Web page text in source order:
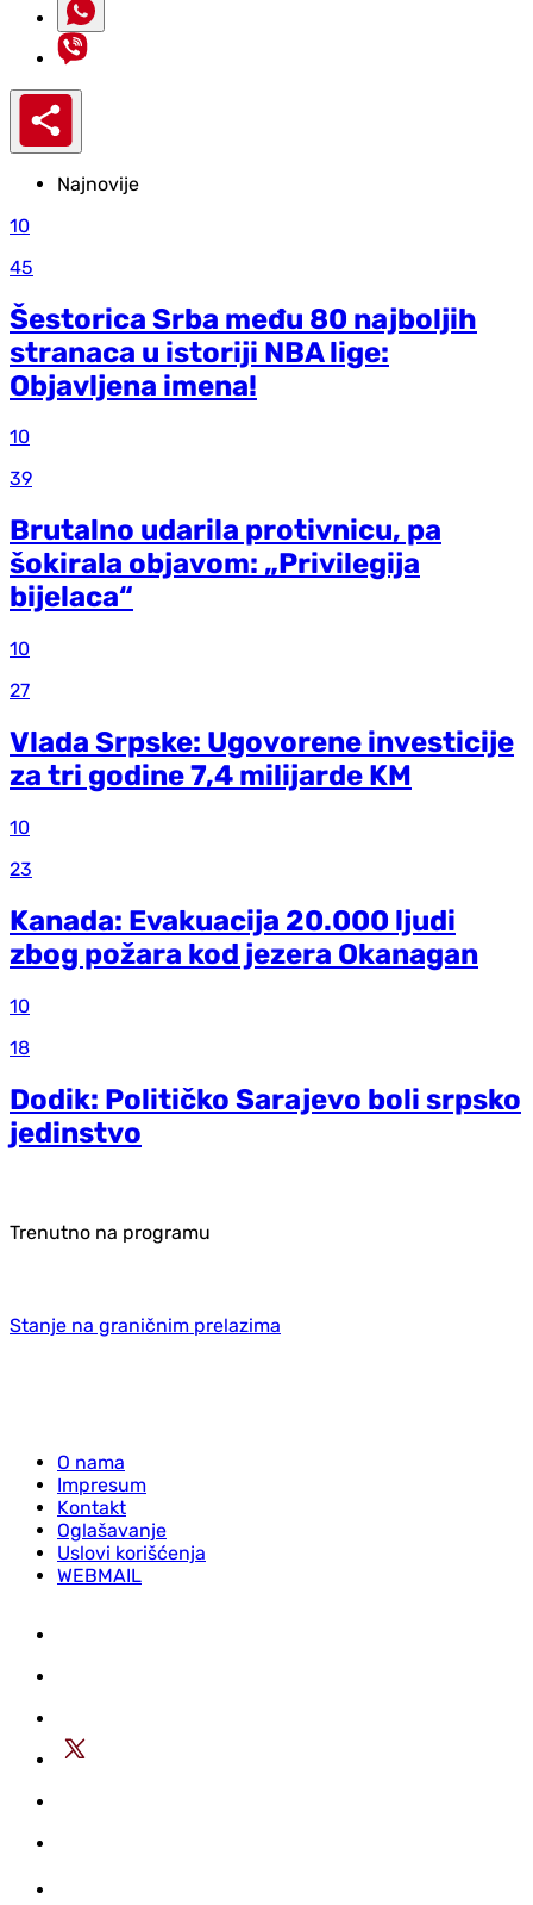
Najnovije
10
45
Šestorica Srba među 80 najboljih
stranaca u istoriji NBA lige:
Objavljena imena!
10
39
Brutalno udarila protivnicu, pa
šokirala objavom: „Privilegija
bijelaca“
10
27
Vlada Srpske: Ugovorene investicije
za tri godine 7,4 milijarde KM
10
23
Kanada: Evakuacija 20.000 ljudi
zbog požara kod jezera Okanagan
10
18
Dodik: Političko Sarajevo boli srpsko
jedinstvo
Trenutno na programu
Stanje na graničnim prelazima
O nama
Impresum
Kontakt
Oglašavanje
Uslovi korišćenja
WEBMAIL